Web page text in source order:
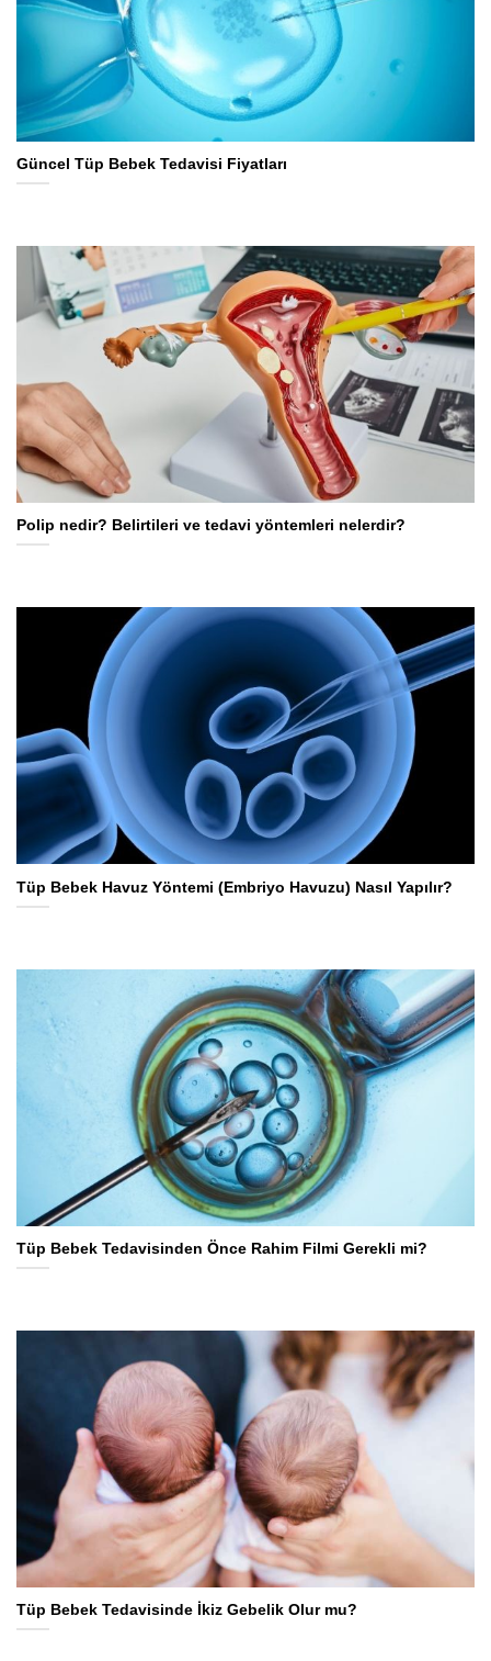
Güncel Tüp Bebek Tedavisi Fiyatları
Polip nedir? Belirtileri ve tedavi yöntemleri nelerdir?
Tüp Bebek Havuz Yöntemi (Embriyo Havuzu) Nasıl Yapılır?
Tüp Bebek Tedavisinden Önce Rahim Filmi Gerekli mi?
Tüp Bebek Tedavisinde İkiz Gebelik Olur mu?